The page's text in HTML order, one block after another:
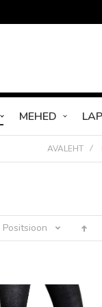
MEHED
AVALEHT
Positsioon